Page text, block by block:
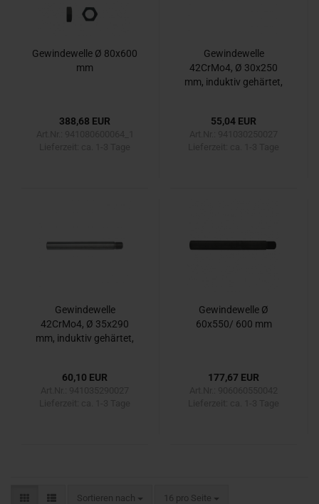
Gewindewelle Ø 80x600
mm
388,68 EUR
Gewindewelle
42CrMo4, Ø 30x250
mm, induktiv gehärtet,
55,04 EUR
Gewindewelle
42CrMo4, Ø 35x290
mm, induktiv gehärtet,
60,10 EUR
Gewindewelle Ø
60x550/ 600 mm
177,67 EUR
Sortieren nach
Sortieren nach 16 pro Seite
pro Seite